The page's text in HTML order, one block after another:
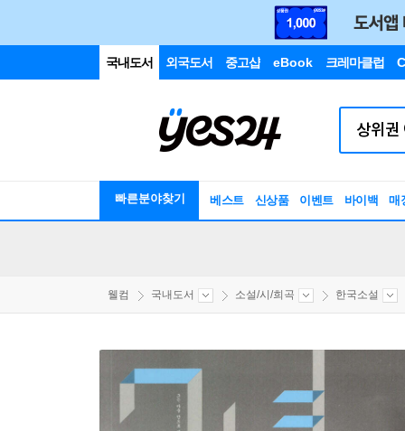
국내도서 외국도서 중고샵 eBook 크레마클럽
빠른분야찾기 베스트 신상품 이벤트 바이백 매
웰컴 국내도서 소설/시/희곡 한국소설